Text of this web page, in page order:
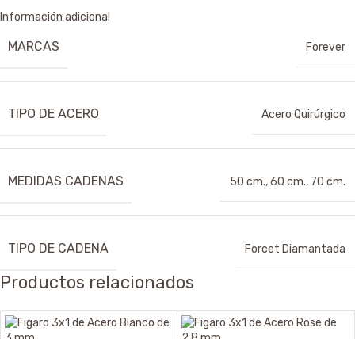
Información adicional
MARCAS Forever
TIPO DE ACERO Acero Quirúrgico
MEDIDAS CADENAS 50 cm.,60 cm., 70 cm.
TIPO DE CADENA Forcet Diamantada
Productos relacionados